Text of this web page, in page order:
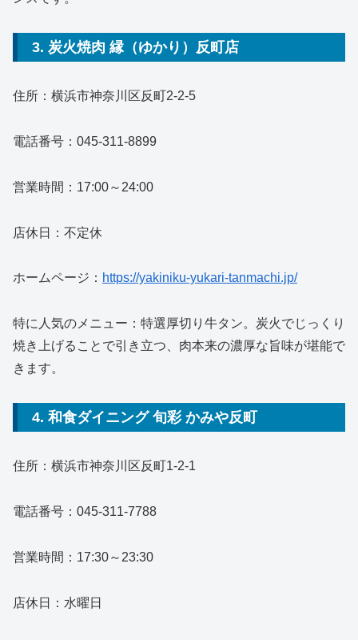
3. 炭火焼肉 縁（ゆかり）反町店
住所：横浜市神奈川区反町2-2-5
電話番号：045-311-8899
営業時間：17:00～24:00
店休日：不定休
ホームページ： https://yakiniku-yukari-tanmachi.jp/
特に人気のメニュー：特選厚切り牛タン。炭火でじっくり
焼き上げることで引き立つ、肉本来の濃厚な旨味が堪能で
きます。
4. 和食ダイニング 旬彩 かみや反町
住所：横浜市神奈川区反町1-2-1
電話番号：045-311-7788
営業時間：17:30～23:30
店休日：水曜日